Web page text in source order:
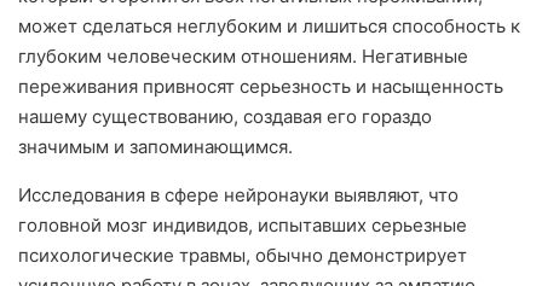
может сделаться неглубоким и лишиться способность к
глубоким человеческим отношениям. Негативные
переживания привносят серьезность и насыщенность
нашему существованию, создавая его гораздо
значимым и запоминающимся.
Исследования в сфере нейронауки выявляют, что
головной мозг индивидов, испытавших серьезные
психологические травмы, обычно демонстрирует